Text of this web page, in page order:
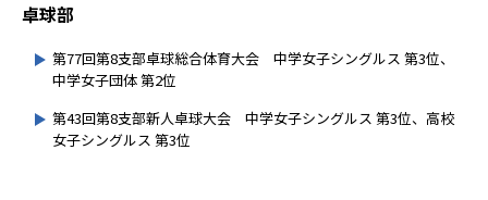
卓球部
第77回第8支部卓球総合体育大会 中学女子シングルス 第3位、
中学女子団体 第2位
第43回第8支部新人卓球大会 中学女子シングルス 第3位、高校
女子シングルス 第3位